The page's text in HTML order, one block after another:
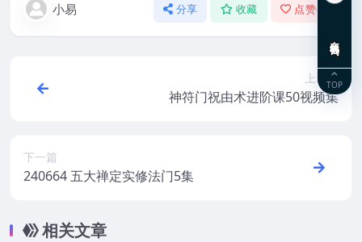
小易 分享 收藏 点赞(
上一篇
神符门祝由术进阶课50视频集
下一篇
240664 五大禅定实修法门5集
相关文章
TOP